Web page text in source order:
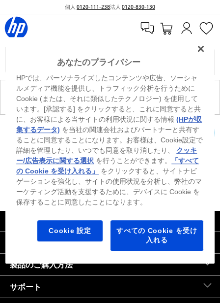
個人 0120-111-238法人 0120-830-130
現在、このカテゴリには商品がありません。
カートを確認
※ Windowsのすべてのエディションまたはバージョンで、すべての機能を使用でき
るわけではありません。Windowsの機能を最大限に活用するには、システムのハ
ードウェア、ドライバー、ソフトウェアのアップグレードおよび/または別途購
入、あるいはBIOSのアップデートが必要になる場合があります。Windowsは自動
的にアップデートされ、有効になります。高速インターネットとMicrosoftアカウ
ントが必要になります。ISPの料金が適用され、今後アップデートの際に要件が追
加される場合があります。http://www.windows.com 外部リンクアイコンをご覧く
ださい。
｜United States HP.com
会社情報
製品のご購入方法
サポート
あなたのプライバシー
HPでは、パーソナライズしたコンテンツや広告、ソーシャ
ルメディア機能を提供し、トラフィック分析を行うために
Cookie (または、それに類似したテクノロジー) を使用して
います。[承認する] をクリックすると、これに同意すると共
に、お客様による当サイトの利用状況に関する情報(HPが収
集するデータ) を当社の関連会社およびパートナーと共有す
ることに同意することになります。お客様は、Cookie設定で
詳細を管理したり、いつでも同意を取り消したり、 クッキ
ー/広告表示に関する選択 を行うことができます。
「すべて
の Cookie を受け入れる」
をクリックすると、サイトナビ
ゲーションを強化し、サイトの使用状況を分析し、弊社のマ
ーケティング活動を支援するために、デバイスに Cookie を
保存することに同意したことになります。
Cookie 設定
すべての Cookie を受け
入れる